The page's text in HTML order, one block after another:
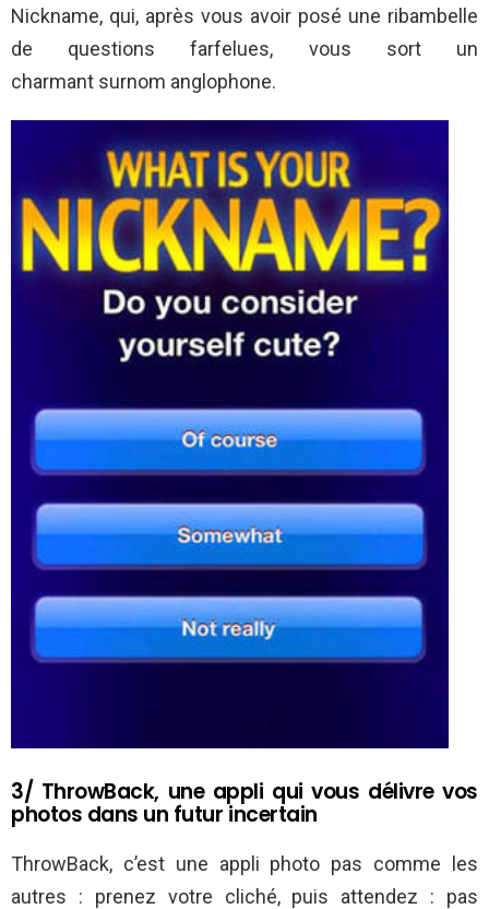
Nickname, qui, après vous avoir posé une ribambelle
de questions farfelues, vous sort un
charmant surnom anglophone.
3/ ThrowBack, une appli qui vous délivre vos
photos dans un futur incertain
ThrowBack, c’est une appli photo pas comme les
autres : prenez votre cliché, puis attendez : pas